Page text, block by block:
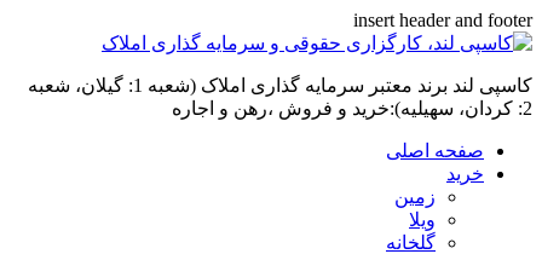
insert header and footer
کاسپی لند برند معتبر سرمایه گذاری املاک (شعبه 1: گیلان، شعبه
2: کردان، سهیلیه):خرید و فروش ،رهن و اجاره
صفحه اصلی
خرید
زمین
ویلا
گلخانه